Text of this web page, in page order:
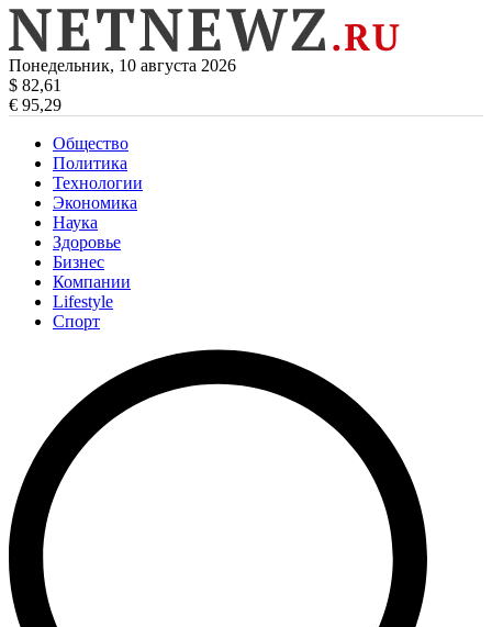
Понедельник, 10 августа 2026
$ 82,61
€ 95,29
Общество
Политика
Технологии
Экономика
Наука
Здоровье
Бизнес
Компании
Lifestyle
Спорт